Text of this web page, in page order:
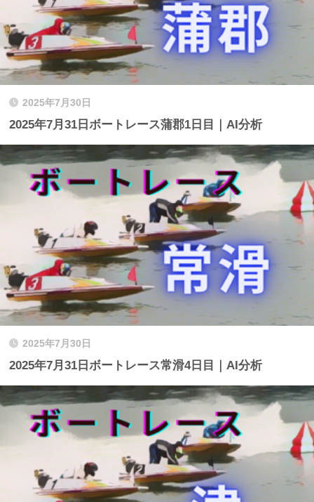
2025年7月30日
2025年7月31日ボートレース蒲郡1日目｜AI分析
2025年7月30日
2025年7月31日ボートレース常滑4日目｜AI分析